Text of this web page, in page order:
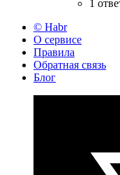
1
© Habr
О сервисе
Правила
Обратная связь
Блог